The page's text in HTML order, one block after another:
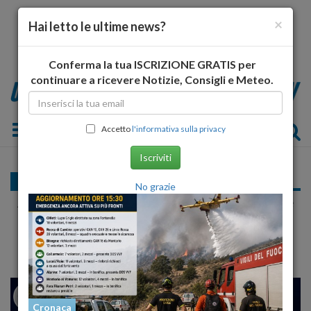
Toggle navigation
A Pescara, il ponte di ferro dell´ex ferrovia è
ora restaura
24 26 VENEZIA
×
Hai letto le ultime news?
Conferma la tua ISCRIZIONE GRATIS per
continuare a ricevere Notizie, Consigli e Meteo.
Accettol'informativa sulla privacy
Iscriviti
No grazie
Cronaca